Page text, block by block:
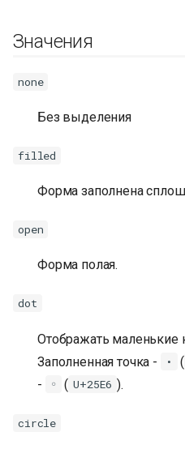
Значения
none
Без выделения
filled
Форма заполнена
open
Форма полая.
dot
Отображать маленькие
Заполненная точка -
• (
-
◦ ( U+25E6 ).
circle